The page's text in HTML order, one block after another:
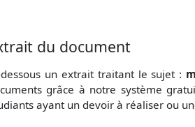
du document
dessous un extrait traitant le sujet :
grâce à notre système
ayant un devoir à réaliser ou